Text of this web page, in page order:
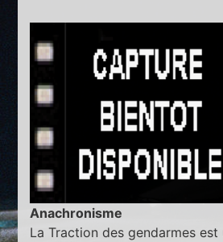
Anachronisme
La Traction des gendarmes est